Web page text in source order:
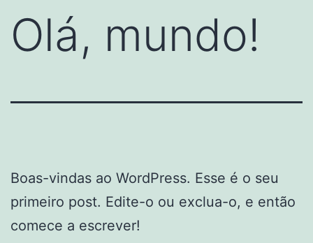
Olá, mundo!
Boas-vindas ao WordPress. Esse é o seu
primeiro post. Edite-o ou exclua-o, e então
comece a escrever!